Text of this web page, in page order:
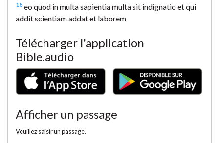
18 eo quod in multa sapientia multa sit indignatio et qui
addit scientiam addat et laborem
Télécharger l'application
Bible.audio
Afficher un passage
Veuillez saisir un passage.